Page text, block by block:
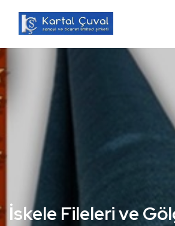
Branda mı Aradınız?